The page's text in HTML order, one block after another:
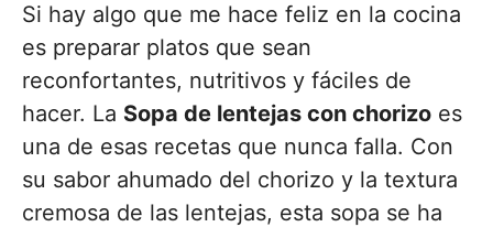
Si hay algo que me hace feliz en la cocina
es preparar platos que sean
reconfortantes, nutritivos y fáciles de
hacer. La Sopa de lentejas con chorizo es
una de esas recetas que nunca falla. Con
su sabor ahumado del chorizo y la textura
cremosa de las lentejas, esta sopa se ha